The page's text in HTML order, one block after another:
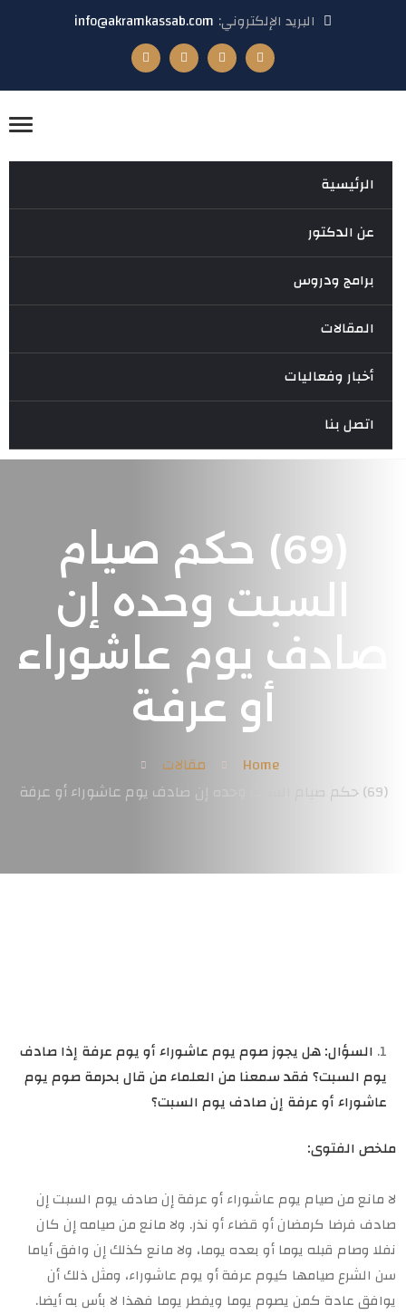
البريد الإلكتروني: info@akramkassab.com
الرئيسية
عن الدكتور
برامج ودروس
المقالات
أخبار وفعاليات
اتصل بنا
(69) حكم صيام
السبت وحده إن
صادف يوم عاشوراء
أو عرفة
Home
مقالات
(69) حكم صيام السبت وحده إن صادف يوم عاشوراء أو عرفة
السؤال: هل يجوز صوم يوم عاشوراء أو يوم عرفة إذا صادف
يوم السبت؟ فقد سمعنا من العلماء من قال بحرمة صوم يوم
عاشوراء أو عرفة إن صادف يوم السبت؟
ملخص الفتوى:
لا مانع من صيام يوم عاشوراء أو عرفة إن صادف يوم السبت إن
صادف فرضا كرمضان أو قضاء أو نذر. ولا مانع من صيامه إن كان
نفلا وصام قبله يوما أو بعده يوما، ولا مانع كذلك إن وافق أياما
سن الشرع صيامها كيوم عرفة أو يوم عاشوراء، ومثل ذلك أن
يوافق عادة كمن يصوم يوما ويفطر يوما فهذا لا بأس به أيضا.